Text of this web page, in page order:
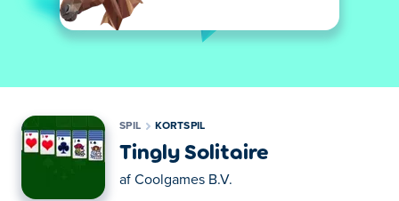
SPIL KORTSPIL
Tingly Solitaire
af Coolgames B.V.